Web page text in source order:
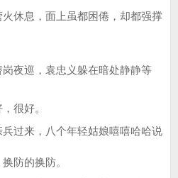
休息，面上虽都困倦，却都强撑
夜巡，袁忠义躲在暗处静静等
很好。
过来，八个年轻姑娘嘻嘻哈哈说
防的换防。